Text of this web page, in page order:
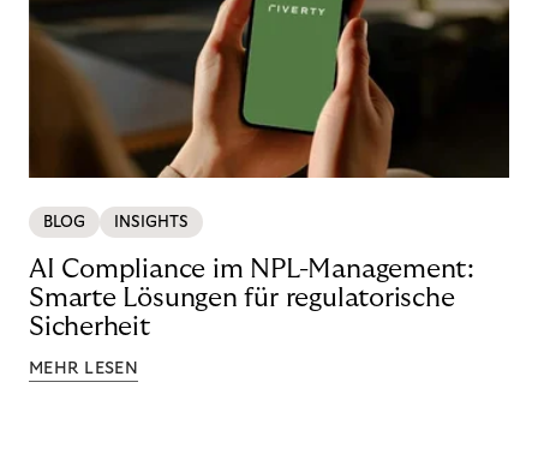
BLOG INSIGHTS
AI Compliance im NPL-Management:
Smarte Lösungen für regulatorische
Sicherheit
MEHR LESEN